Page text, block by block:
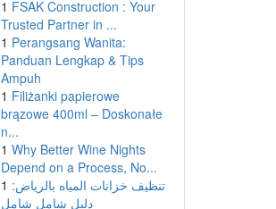
1 FSAK Construction : Your
Trusted Partner in ...
1 Perangsang Wanita:
Panduan Lengkap & Tips
Ampuh
1 Filiżanki papierowe
brązowe 400ml – Doskonałe
n...
1 Why Better Wine Nights
Depend on a Process, No...
1 تنظيف خزانات المياه بالرياض:
دليل شامل شامل